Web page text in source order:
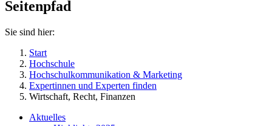
Seitenpfad
Sie sind hier:
Start
Hochschule
Hochschulkommunikation & Marketing
Expertinnen und Experten finden
Wirtschaft, Recht, Finanzen
Aktuelles